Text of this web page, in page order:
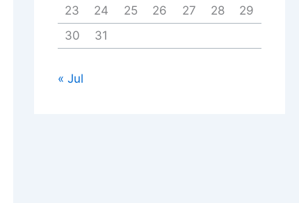
23
24 25 26 27 28
29
30
31
« Jul